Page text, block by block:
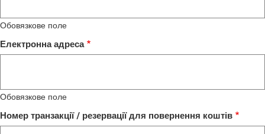
Обовязкове поле
Електронна адреса
Обовязкове поле
Номер транзакції / резервації для повернення коштів